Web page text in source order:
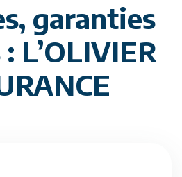
garanties
L’OLIVIER